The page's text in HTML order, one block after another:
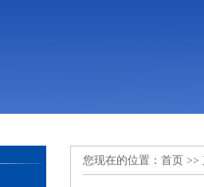
您现在的位置： 首页 >>